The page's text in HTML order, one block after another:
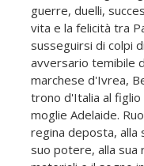
guerre, duelli,
vita e la felicità tra
susseguirsi di colpi
avversario temibile
marchese d'Ivrea,
trono d'Italia al
moglie Adelaide.
regina deposta, alla
suo potere, alla sua